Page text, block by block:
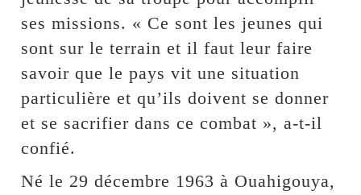
ses missions. « Ce sont les jeunes qui
sont sur le terrain et il faut leur faire
savoir que le pays vit une situation
particulière et qu’ils doivent se donner
et se sacrifier dans ce combat », a-t-il
confié.
Né le 29 décembre 1963 à Ouahigouya,